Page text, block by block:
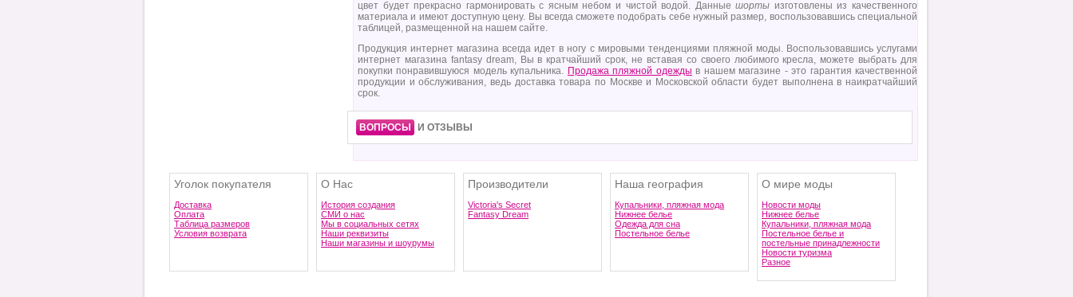
цвет будет прекрасно гармонировать с ясным небом и чистой водой. Данныешорты изготовлены из качественного
материала и имеют доступную цену. Вы всегда сможете подобрать себе нужный размер, воспользовавшись специальной
таблицей, размещенной на нашем сайте.
Продукция интернет магазина всегда идет в ногу с мировыми тенденциями пляжной моды. Воспользовавшись услугами
интернет магазина fantasy dream, Вы в кратчайший срок, не вставая со своего любимого кресла, можете выбрать для
покупки понравившуюся модель купальника. Продажа пляжной одежды в нашем магазине - это гарантия качественной
продукции и обслуживания, ведь доставка товара по Москве и Московской области будет выполнена в наикратчайший
срок.
ВОПРОСЫ И ОТЗЫВЫ
Уголок покупателя
Доставка
Оплата
Таблица размеров
Условия возврата
О Нас
История создания
СМИ о нас
Мы в социальных сетях
Наши реквизиты
Наши магазины и шоурумы
Производители
Victoria's Secret
Fantasy Dream
Наша география
Купальники, пляжная мода
Нижнее белье
Одежда для сна
Постельное белье
О мире моды
Новости моды
Нижнее белье
Купальники, пляжная мода
Постельное белье и
постельные принадлежности
Новости туризма
Разное